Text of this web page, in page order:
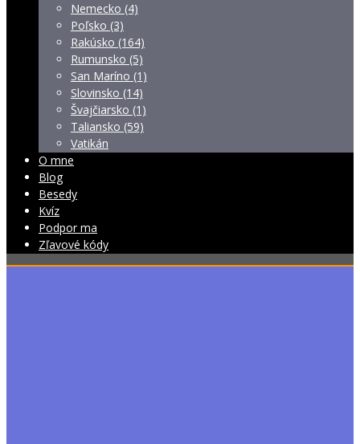
Nemecko (4)
Poľsko (3)
Rakúsko (164)
Rumunsko (5)
San Maríno (1)
Slovinsko (14)
Švajčiarsko (1)
Taliansko (59)
Vatikán
O mne
Blog
Besedy
Kvíz
Podpor ma
Zľavové kódy